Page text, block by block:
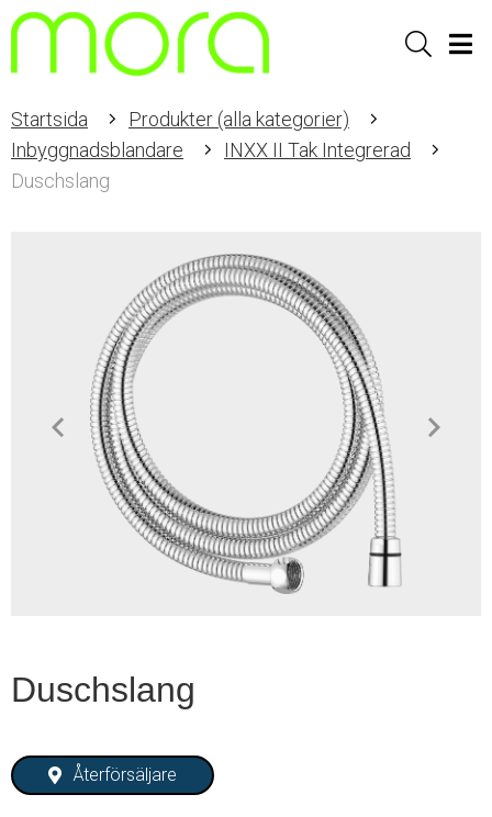
Sök
Startsida
Produkter (alla kategorier)
Inbyggnadsblandare
INXX II Tak Integrerad
Duschslang
Duschslang
Återförsäljare